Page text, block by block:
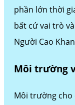
phần lớn thời
bất cứ vai trò
Người Cao
Môi trường
Môi trường cho